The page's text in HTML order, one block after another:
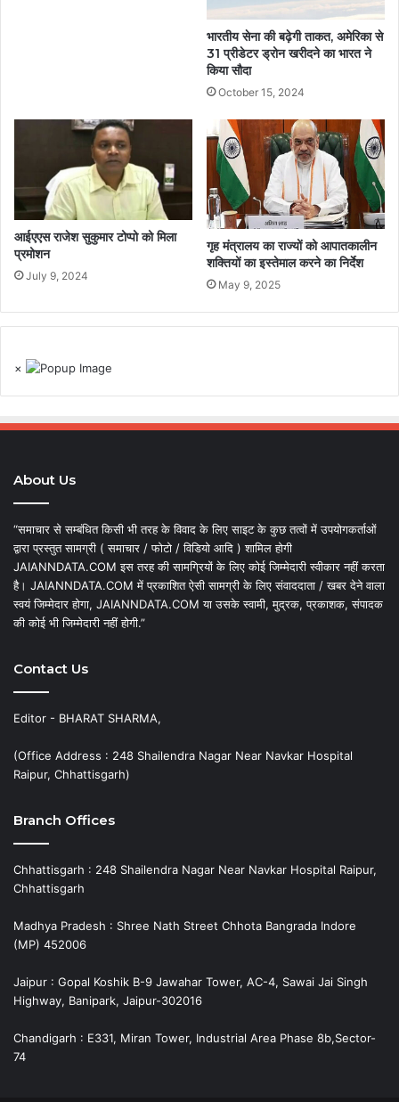
भारतीय सेना की बढ़ेगी ताकत, अमेरिका से
31 प्रीडेटर ड्रोन खरीदने का भारत ने
किया सौदा
October 15, 2024
आईएएस राजेश सुकुमार टोप्‍पो को मिला
प्रमोशन
July 9, 2024
गृह मंत्रालय का राज्यों को आपातकालीन
शक्तियों का इस्तेमाल करने का निर्देश
May 9, 2025
×
About Us
“समाचार से सम्बंधित किसी भी तरह के विवाद के लिए साइट के कुछ तत्वों में उपयोगकर्ताओं
द्वारा प्रस्तुत सामग्री ( समाचार / फोटो / विडियो आदि ) शामिल होगी
JAIANNDATA.COM इस तरह की सामग्रियों के लिए कोई जिम्मेदारी स्वीकार नहीं करता
है। JAIANNDATA.COM में प्रकाशित ऐसी सामग्री के लिए संवाददाता / खबर देने वाला
स्वयं जिम्मेदार होगा, JAIANNDATA.COM या उसके स्वामी, मुद्रक, प्रकाशक, संपादक
की कोई भी जिम्मेदारी नहीं होगी.”
Contact Us
Editor - BHARAT SHARMA,
(Office Address : 248 Shailendra Nagar Near Navkar Hospital
Raipur, Chhattisgarh)
Branch Offices
Chhattisgarh : 248 Shailendra Nagar Near Navkar Hospital Raipur,
Chhattisgarh
Madhya Pradesh : Shree Nath Street Chhota Bangrada Indore
(MP) 452006
Jaipur : Gopal Koshik B-9 Jawahar Tower, AC-4, Sawai Jai Singh
Highway, Banipark, Jaipur-302016
Chandigarh : E331, Miran Tower, Industrial Area Phase 8b,Sector-
74